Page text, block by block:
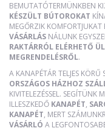
BEMUTATÓTERMÜNKBEN
KÉSZÜLT BÚTOROKAT
MEGŐRZIK KOMFORTJUKAT
VÁSÁRLÁS NÁLUNK
RAKTÁRRÓL ELÉRHETŐ
MEGRENDELÉSRŐL.
A KANAPÉTÁR TELJES
ORSZÁGOS HÁZHOZ
KIVITELEZÉSSEL.
ILLESZKEDŐ KANAPÉT,
KANAPÉT, MERT
VÁSÁRLÓ A